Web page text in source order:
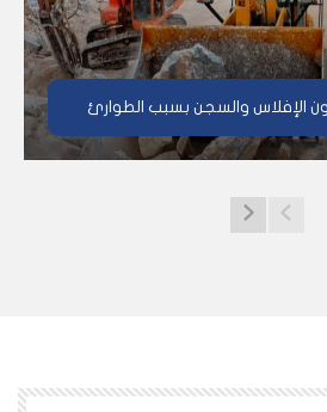
الإفلاس والسجن بسبب الطوارئ